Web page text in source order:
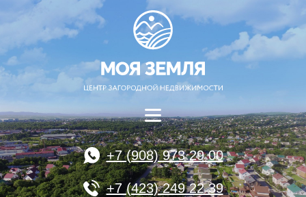
+7 (908) 973 29 00
+7 (423) 249 22 39